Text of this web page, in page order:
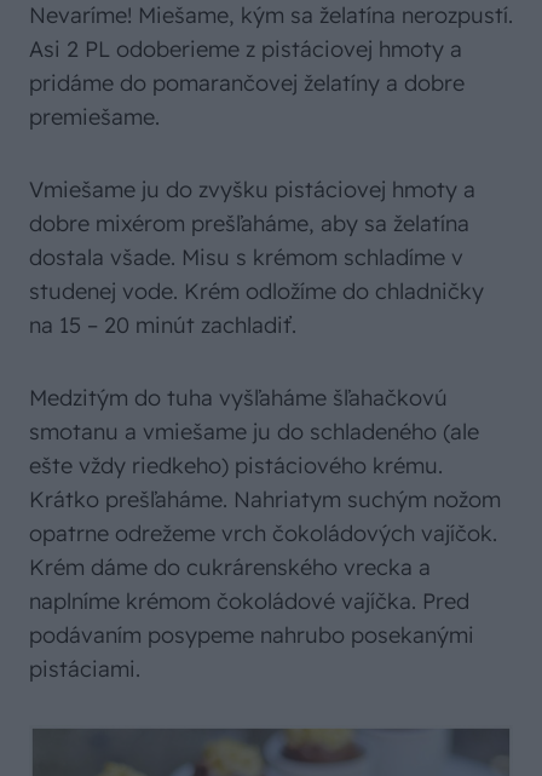
Nevaríme! Miešame, kým sa želatína nerozpustí.
Asi 2 PL odoberieme z pistáciovej hmoty a
pridáme do pomarančovej želatíny a dobre
premiešame.
Vmiešame ju do zvyšku pistáciovej hmoty a
dobre mixérom prešľaháme, aby sa želatína
dostala všade. Misu s krémom schladíme v
studenej vode. Krém odložíme do chladničky
na 15 – 20 minút zachladiť.
Medzitým do tuha vyšľaháme šľahačkovú
smotanu a vmiešame ju do schladeného (ale
ešte vždy riedkeho) pistáciového krému.
Krátko prešľaháme. Nahriatym suchým nožom
opatrne odrežeme vrch čokoládových vajíčok.
Krém dáme do cukrárenského vrecka a
naplníme krémom čokoládové vajíčka. Pred
podávaním posypeme nahrubo posekanými
pistáciami.